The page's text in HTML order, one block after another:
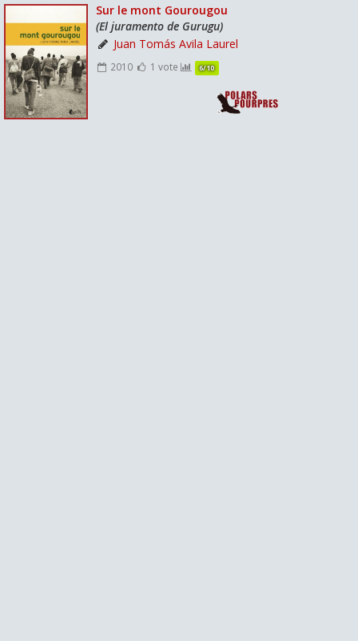
Sur le mont Gourougou
(El juramento de Gurugu)
Juan Tomás Avila Laurel
2010 1 vote 6/10